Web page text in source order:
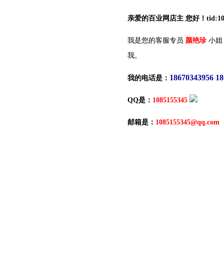
亲爱的百业网店主 您好！
我是您的客服专员 颜艳珍小姐
我。
我的电话是： 18670343956
QQ是： 1085155345
邮箱是： 1085155345@qq.com